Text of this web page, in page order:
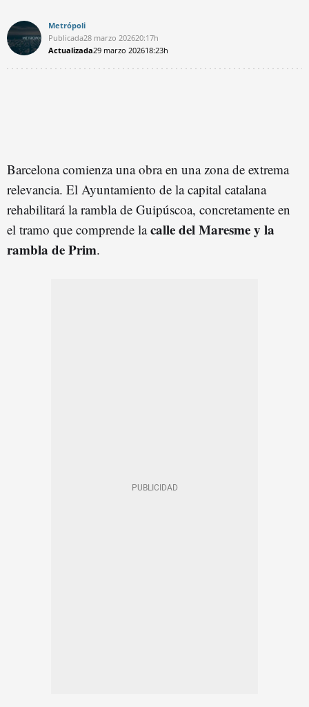
Metrópoli
Publicada28 marzo 202620:17h
Actualizada29 marzo 202618:23h
Barcelona comienza una obra en una zona de extrema
relevancia. El Ayuntamiento de la capital catalana
rehabilitará la rambla de Guipúscoa, concretamente en
el tramo que comprende lacalle del Maresme y la
rambla de Prim.